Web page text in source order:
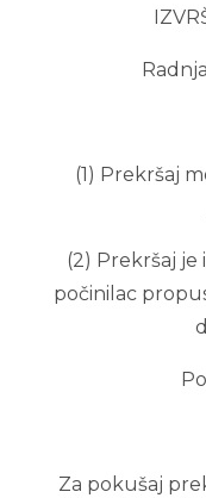
(1) Prekršaj
(2) Prekršaj je
počinilac
Za pokušaj